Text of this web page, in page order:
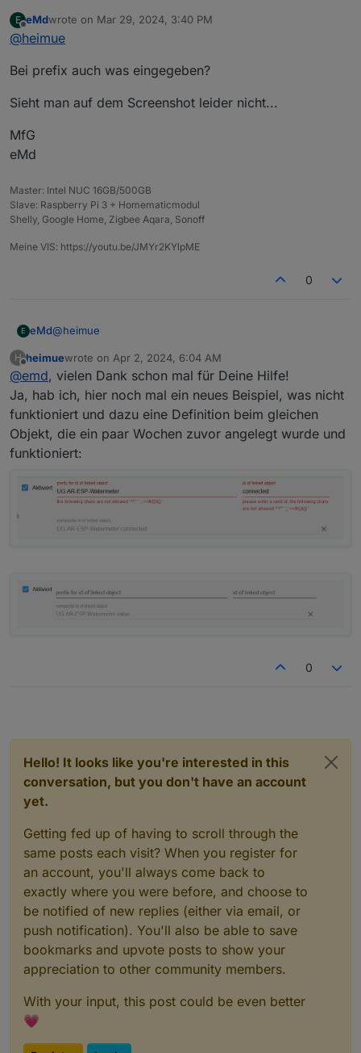
aktuell habe ich das Problem, dass ich keine neuen
Definition immer eine Fehlermeldung zu nicht
erlaubten Zeichen gar nicht verwendet werden. Kennt
E
Offline
eMdwrote on Mar 29, 2024, 3:40 PM
last edited by
@heimue
Bei prefix auch was eingegeben?
Sieht man auf dem Screenshot leider nicht...
MfG
eMd
Master: Intel NUC 16GB/500GB
Slave: Raspberry Pi 3 + Homematicmodul
Shelly, Google Home, Zigbee Aqara, Sonoff
Meine VIS: https://youtu.be/JMYr2KYlpME
0
E eMd@heimue
Bei prefix auch was eingegeben?
Sieht man auf dem Screenshot leider nicht...
MfG
eMd
H
Offline
heimuewrote on Apr 2, 2024, 6:04 AM
last edited by
@emd, vielen Dank schon mal für Deine Hilfe!
Ja, hab ich, hier noch mal ein neues Beispiel, was nicht
funktioniert und dazu eine Definition beim gleichen
Objekt, die ein paar Wochen zuvor angelegt wurde und
funktioniert:
0
Hello! It looks like you're interested in this
conversation, but you don't have an account
yet.
Getting fed up of having to scroll through the
same posts each visit? When you register for
an account, you'll always come back to
exactly where you were before, and choose to
be notified of new replies (either via email, or
push notification). You'll also be able to save
bookmarks and upvote posts to show your
appreciation to other community members.
With your input, this post could be even better
💗